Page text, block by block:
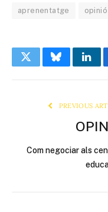
aprenentatge opinió
TwitterBluesky
PREVIOUS
Com negociar als